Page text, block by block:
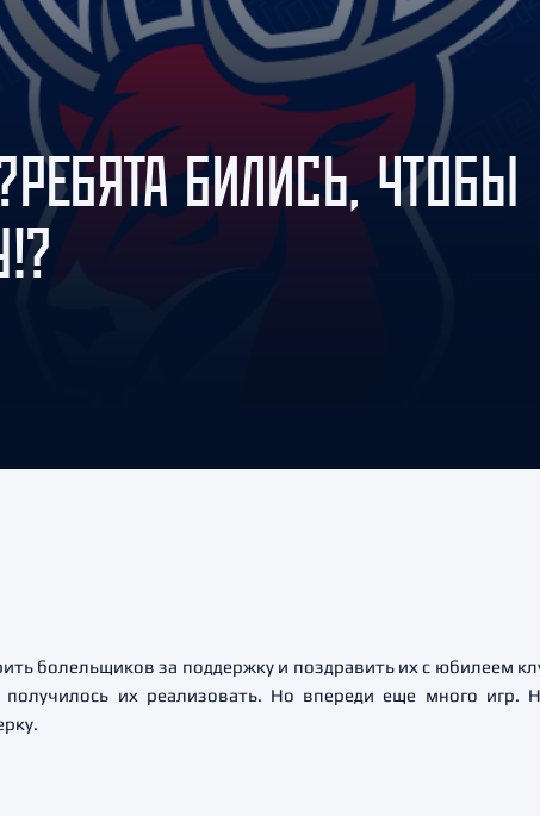
Амур
Барыс
Салават Юлаев
Сибирь
БИЛИСЬ, ЧТОБЫ
болельщиков за поддержку и поздравить их с юбилеем
их реализовать. Но впереди еще много игр.